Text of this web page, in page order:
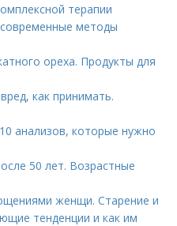
терапии
методы
ореха. Продукты для
как принимать.
анализов, которые нужно
50 лет. Возрастные
женщи. Старение и
тенденции и как им